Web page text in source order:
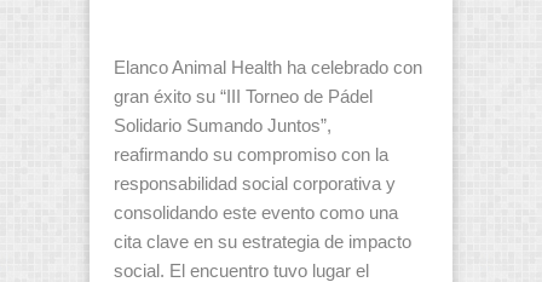
Elanco Animal Health ha celebrado con
gran éxito su “III Torneo de Pádel
Solidario Sumando Juntos”,
reafirmando su compromiso con la
responsabilidad social corporativa y
consolidando este evento como una
cita clave en su estrategia de impacto
social. El encuentro tuvo lugar el